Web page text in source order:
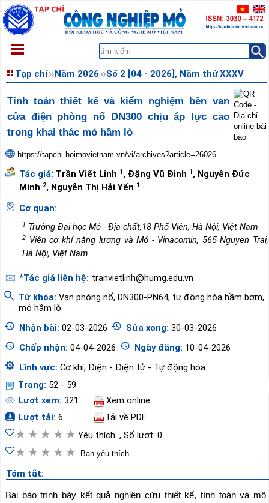
TRANG CHỦ
TẠP CHÍ
XEM TRƯỚC
TÀI LIỆU
THÔNG BÁO
LIÊN HỆ
Tạp chí Năm 2026 Số 2 [04 - 2026], Năm thứ XXXV
Tính toán thiết kế và kiểm nghiệm bền van
cửa điện phòng nổ DN300 chịu áp lực cao
trong khai thác mỏ hầm lò
https://tapchi.hoimovietnam.vn/vi/archives?article=26026
Tác giả: Trần Viết Linh 1, Đặng Vũ Đinh 1, Nguyễn Đức
Minh 2, Nguyễn Thị Hải Yến 1
Cơ quan:
1 Trường Đại học Mỏ - Địa chất,18 Phố Viên, Hà Nội, Việt Nam
2 Viện cơ khí năng lượng và Mỏ - Vinacomin, 565 Nguyen Trai,
Hà Nội, Việt Nam
*Tác giả liên hệ: tranvietlinh@humg.edu.vn
Từ khóa: Van phòng nổ, DN300-PN64, tự động hóa hầm bơm,
mỏ hầm lò
Nhận bài: 02-03-2026 Sửa xong: 30-03-2026
Chấp nhận: 04-04-2026 Ngày đăng: 10-04-2026
Lĩnh vực: Cơ khí, Điện - Điện tử - Tự động hóa
Trang: 52 - 59
Lượt xem: 321
Xem online
Lượt tải: 6 Tải về PDF
★ ★ ★ ★ ★ Yêu thích: , Số lượt: 0
★ ★ ★ ★ ★ Bạn yêu thích
Tóm tắt:
Bài báo trình bày kết quả nghiên cứu thiết kế, tính toán và mô